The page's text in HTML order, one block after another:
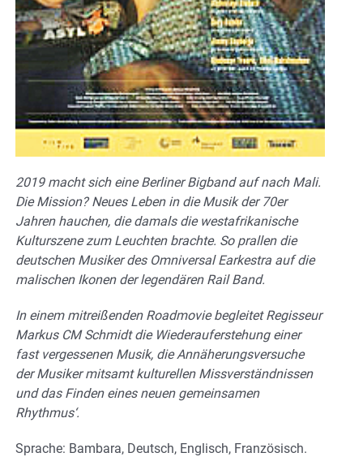
2019 macht sich eine Berliner Bigband auf nach Mali.
Die Mission? Neues Leben in die Musik der 70er
Jahren hauchen, die damals die westafrikanische
Kulturszene zum Leuchten brachte. So prallen die
deutschen Musiker des Omniversal Earkestra auf die
malischen Ikonen der legendären Rail Band.
In einem mitreißenden Roadmovie begleitet Regisseur
Markus CM Schmidt die Wiederauferstehung einer
fast vergessenen Musik, die Annäherungsversuche
der Musiker mitsamt kulturellen Missverständnissen
und das Finden eines neuen gemeinsamen
Rhythmus‘.
Sprache: Bambara, Deutsch, Englisch, Französisch.